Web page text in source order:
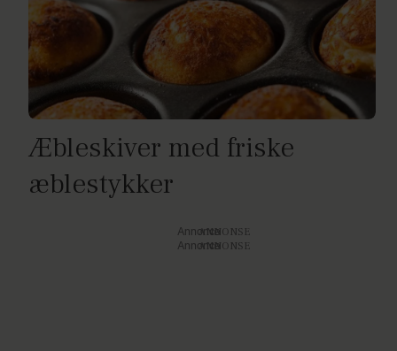
Æbleskiver med friske
æblestykker
Annonce
Annonce